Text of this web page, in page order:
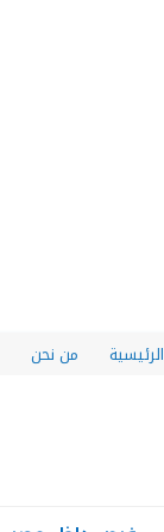
الرئيسية من نحن